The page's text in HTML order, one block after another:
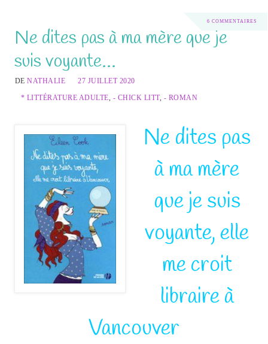
6 COMMENTAIRES
Ne dites pas à ma mère que je
suis voyante…
DENATHALIE
27 JUILLET 2020
* LITTÉRATURE ADULTE, - CHICK LITT, - ROMAN
Ne dites pas
à ma mère
que je suis
voyante, elle
me croit
libraire à
Vancouver